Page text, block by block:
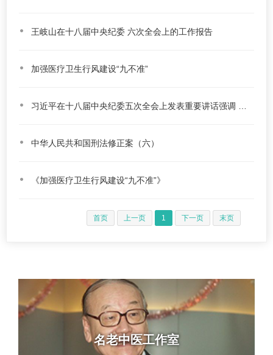
王岐山在十八届中央纪委 六次全会上的工作报告
加强医疗卫生行风建设“九不准”
中华人民共和国刑法修正案（六）
《加强医疗卫生行风建设“九不准”》
首页 上一页 1 下一页 末页
名老中医工作室